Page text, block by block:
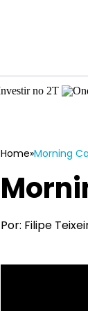
Home»Morning
Por: Filipe